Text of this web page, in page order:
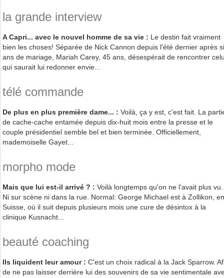
la grande interview
A Capri... avec le nouvel homme de sa vie : Le destin fait vraiment
bien les choses! Séparée de Nick Cannon depuis l'été dernier après
ans de mariage, Mariah Carey, 45 ans, désespérait de rencontrer
qui saurait lui redonner envie...
télé commande
De plus en plus première dame... : Voilà, ça y est, c'est fait. La
de cache-cache entamée depuis dix-huit mois entre la presse et le
couple présidentiel semble bel et bien terminée. Officiellement,
mademoiselle Gayet...
morpho mode
Mais que lui est-il arrivé ? : Voilà longtemps qu'on ne l'avait plus vu.
Ni sur scène ni dans la rue. Normal: George Michael est à Zollikon, en
Suisse, où il suit depuis plusieurs mois une cure de désintox à la
clinique Kusnacht...
beauté coaching
Ils liquident leur amour : C'est un choix radical à la Jack Sparrow.
de ne pas laisser derrière lui des souvenirs de sa vie sentimentale